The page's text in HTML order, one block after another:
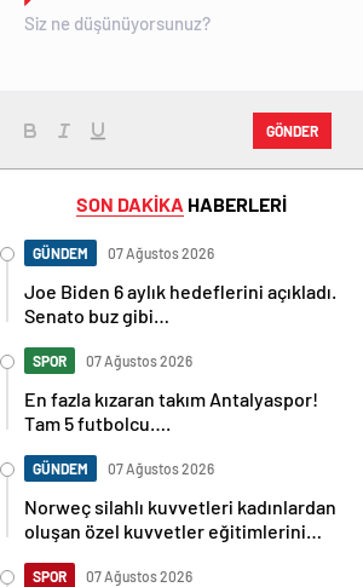
GÖNDER
SON DAKİKA HABERLERİ
GÜNDEM 07 Ağustos 2026
Joe Biden 6 aylık hedeflerini açıkladı.
Senato buz gibi…
SPOR 07 Ağustos 2026
En fazla kızaran takım Antalyaspor!
Tam 5 futbolcu….
GÜNDEM 07 Ağustos 2026
Norweç silahlı kuvvetleri kadınlardan
oluşan özel kuvvetler eğitimlerini
SPOR 07 Ağustos 2026